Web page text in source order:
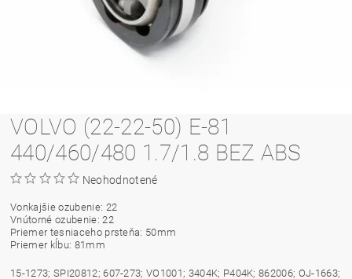
VOLVO (22-22-50) E-81
440/460/480 1.7/1.8 BEZ ABS
Neohodnotené
Vonkajšie ozubenie: 22
Vnútorné ozubenie: 22
Priemer tesniaceho prsteňa: 50mm
Priemer kĺbu: 81mm
15-1273; SPI20812; 607-273; VO1001; 3404K; P404K; 862006; OJ-1663;